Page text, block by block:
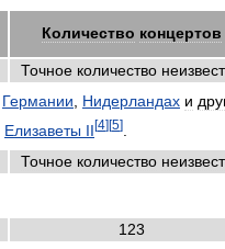
Количество концертов
Точное количество
Германии Нидерландах и
Елизаветы II[4][5]
Точное количество
123